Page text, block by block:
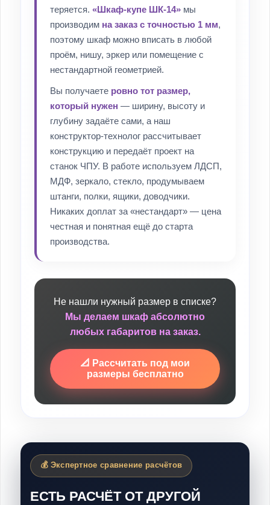
теряется. «Шкаф-купе ШК-14» мы
производим на заказ с точностью 1 мм,
поэтому шкаф можно вписать в любой
проём, нишу, эркер или помещение с
нестандартной геометрией.
Вы получаете ровно тот размер,
который нужен — ширину, высоту и
глубину задаёте сами, а наш
конструктор-технолог рассчитывает
конструкцию и передаёт проект на
станок ЧПУ. В работе используем ЛДСП,
МДФ, зеркало, стекло, продумываем
штанги, полки, ящики, доводчики.
Никаких доплат за «нестандарт» — цена
честная и понятная ещё до старта
производства.
Не нашли нужный размер в списке?
Мы делаем шкаф абсолютно
любых габаритов на заказ.
📐 Рассчитать под мои
размеры бесплатно
💰 Экспертное сравнение расчётов
ЕСТЬ РАСЧЁТ ОТ ДРУГОЙ